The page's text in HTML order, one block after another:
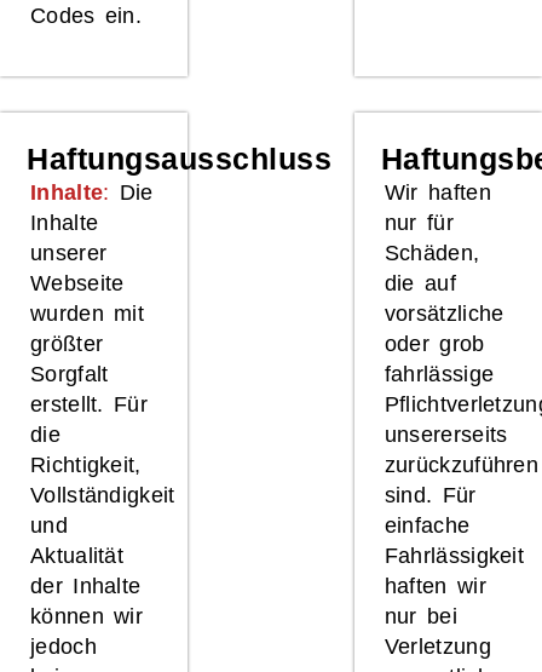
Codes ein.
Haftungsausschluss
Inhalte: Die
Inhalte
unserer
Webseite
wurden mit
größter
Sorgfalt
erstellt. Für
die
Richtigkeit,
Vollständigkeit
und
Aktualität
der Inhalte
können wir
jedoch
Wir haften
nur für
Schäden,
die auf
vorsätzliche
oder grob
fahrlässige
unsererseits
zurückzuführen
sind. Für
einfache
Fahrlässigkeit
haften wir
nur bei
Verletzung